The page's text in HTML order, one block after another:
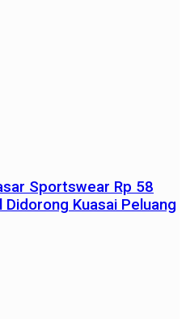
Sportswear Rp 58
Kuasai Peluang